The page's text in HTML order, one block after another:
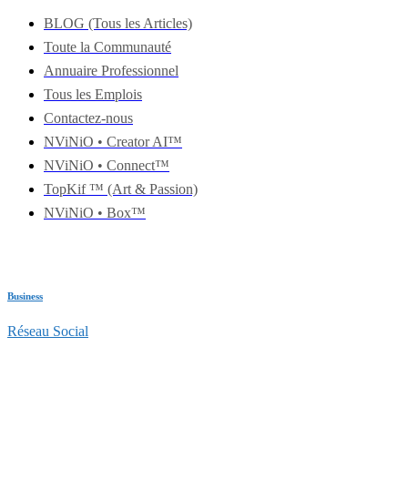
BLOG (Tous les Articles)
Toute la Communauté
Annuaire Professionnel
Tous les Emplois
Contactez-nous
NViNiO • Creator AI™
NViNiO • Connect™
TopKif ™ (Art & Passion)
NViNiO • Box™
Business
Réseau Social